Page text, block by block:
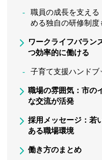
職員の成長を支え
める独自の研修制度
ワークライフバラン
つ効率的に働ける
子育て支援ハンド
職場の雰囲気：市の
な交流が活発
採用メッセージ：若
ある職場環境
働き方のまとめ